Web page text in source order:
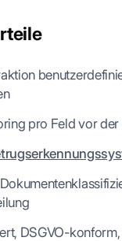
pro Feld vor
DSGVO-